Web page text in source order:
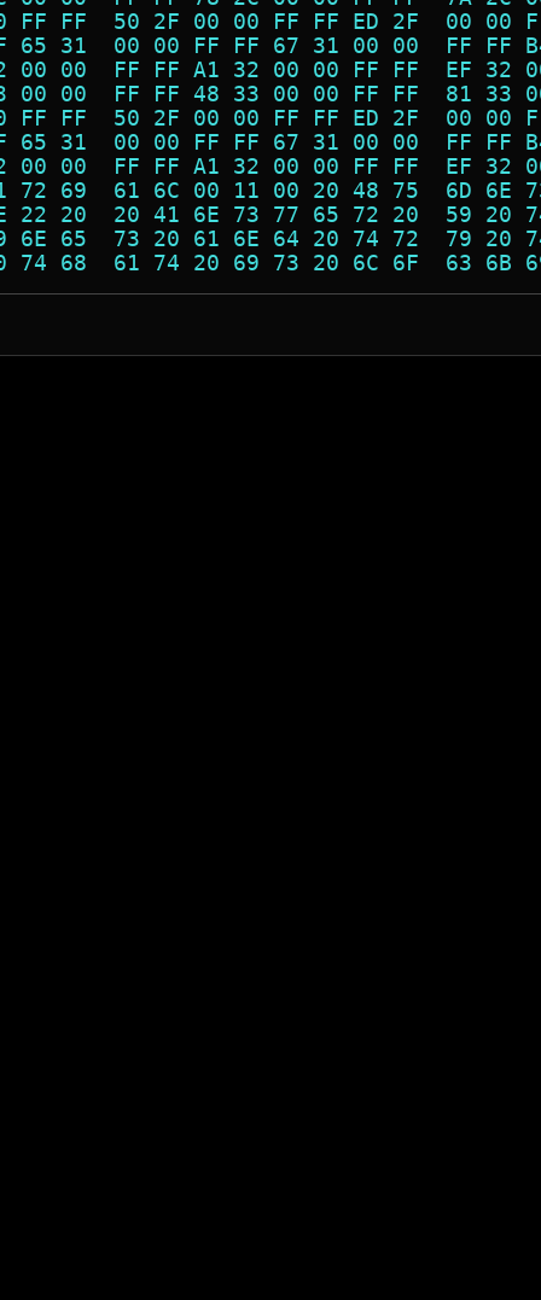
FF FF  50 2F 00 00 FF FF ED 2F  00
65 31  00 00 FF FF 67 31 00 00  FF
00 00  FF FF A1 32 00 00 FF FF  EF
00 00  FF FF 48 33 00 00 FF FF  81
FF FF  50 2F 00 00 FF FF ED 2F  00
65 31  00 00 FF FF 67 31 00 00  FF
00 00  FF FF A1 32 00 00 FF FF  EF
72 69  61 6C 00 11 00 20 48 75  6D
22 20  20 41 6E 73 77 65 72 20  59
6E 65  73 20 61 6E 64 20 74 72  79
74 68  61 74 20 69 73 20 6C 6F  63